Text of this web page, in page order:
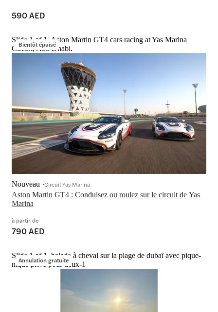
590 AED
Bientôt épuisé
Slide 1 of 1, Aston Martin GT4 cars racing at Yas Marina
Circuit, Abu Dhabi.
Aston Martin GT4 : Conduisez ou roulez sur le circuit de Yas
Marina
Nouveau Circuit Yas Marina
à partir de
790 AED
Annulation gratuite
Slide 1 of 1, balade à cheval sur la plage de dubaï avec pique-
nique privé pour deux-1